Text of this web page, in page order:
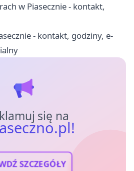
w Piasecznie - kontakt,
- kontakt, godziny, e-
się na
SZCZEGÓŁY